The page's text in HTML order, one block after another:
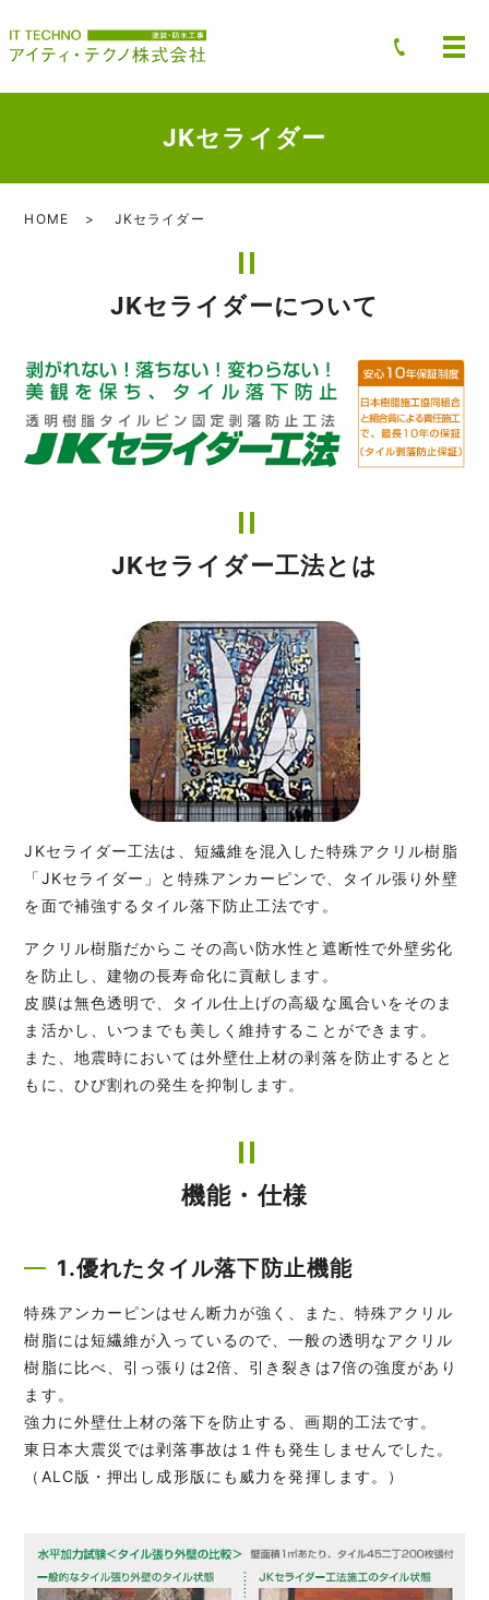
JKセライダー
HOME JKセライダー
JKセライダーについて
JKセライダー工法とは
JKセライダー工法は、短繊維を混入した特殊アクリル樹脂
「JKセライダー」と特殊アンカーピンで、タイル張り外壁
を面で補強するタイル落下防止工法です。
アクリル樹脂だからこその高い防水性と遮断性で外壁劣化
を防止し、建物の長寿命化に貢献します。
皮膜は無色透明で、タイル仕上げの高級な風合いをそのま
ま活かし、いつまでも美しく維持することができます。
また、地震時においては外壁仕上材の剥落を防止するとと
もに、ひび割れの発生を抑制します。
機能・仕様
1.優れたタイル落下防止機能
特殊アンカーピンはせん断力が強く、また、特殊アクリル
樹脂には短繊維が入っているので、一般の透明なアクリル
樹脂に比べ、引っ張りは2倍、引き裂きは7倍の強度があり
ます。
強力に外壁仕上材の落下を防止する、画期的工法です。
東日本大震災では剥落事故は１件も発生しませんでした。
（ALC版・押出し成形版にも威力を発揮します。）